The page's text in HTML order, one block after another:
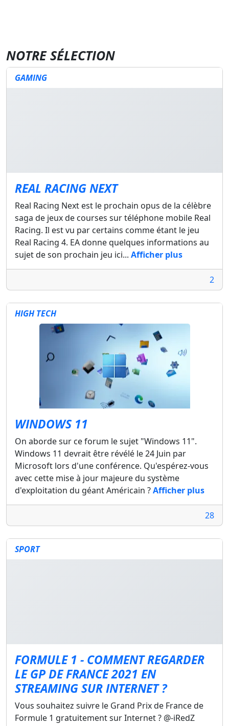
NOTRE SÉLECTION
GAMING
REAL RACING NEXT
Real Racing Next est le prochain opus de la célèbre
saga de jeux de courses sur téléphone mobile Real
Racing. Il est vu par certains comme étant le jeu
Real Racing 4. EA donne quelques informations au
sujet de son prochain jeu ici... Afficher plus
2
HIGH TECH
WINDOWS 11
On aborde sur ce forum le sujet "Windows 11".
Windows 11 devrait être révélé le 24 Juin par
Microsoft lors d'une conférence. Qu'espérez-vous
avec cette mise à jour majeure du système
d'exploitation du géant Américain ?Afficher plus
28
SPORT
FORMULE 1 - COMMENT REGARDER
LE GP DE FRANCE 2021 EN
STREAMING SUR INTERNET ?
Vous souhaitez suivre le Grand Prix de France de
Formule 1 gratuitement sur Internet ? @-iRedZ